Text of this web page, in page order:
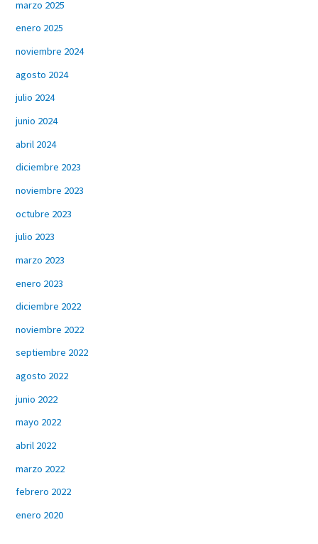
marzo 2025
enero 2025
noviembre 2024
agosto 2024
julio 2024
junio 2024
abril 2024
diciembre 2023
noviembre 2023
octubre 2023
julio 2023
marzo 2023
enero 2023
diciembre 2022
noviembre 2022
septiembre 2022
agosto 2022
junio 2022
mayo 2022
abril 2022
marzo 2022
febrero 2022
enero 2020